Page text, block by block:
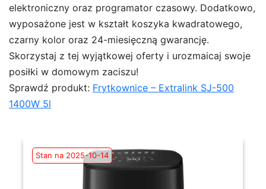
elektroniczny oraz programator czasowy. Dodatkowo,
wyposażone jest w kształt koszyka kwadratowego,
czarny kolor oraz 24-miesięczną gwarancję.
Skorzystaj z tej wyjątkowej oferty i urozmaicaj swoje
posiłki w domowym zaciszu!
Sprawdź produkt: Frytkownice – Extralink SJ-500
1400W 5l
Stan na 2025-10-14